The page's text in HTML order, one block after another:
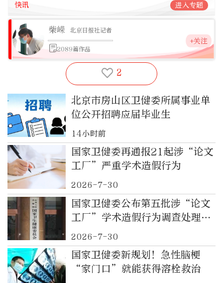
快讯 进入专题
柴嵘 北京日报社记者
2089篇作品
+关注
2
北京市房山区卫健委所属事业单
位公开招聘应届毕业生
14小时前
国家卫健委再通报21起涉“论文
工厂”严重学术造假行为
2026-7-30
国家卫健委公布第五批涉“论文
工厂”学术造假行为调查处理结
果
2026-7-30
国家卫健委新规划！急性脑梗
“家门口”就能获得溶栓救治